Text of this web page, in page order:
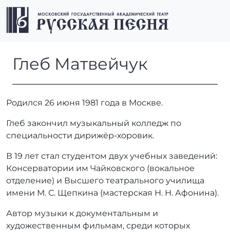
Перейти к содержимому
Перейти к футеру
Глеб Матвейчук
Глеб Матвейчук
Родился 26 июня 1981 года в Москве.
Глеб закончил музыкальный колледж по
специальности дирижёр-хоровик.
В 19 лет стал студентом двух учебных заведений:
Консерватории им Чайковского (вокальное
отделение) и Высшего театрального училища
имени М. С. Щепкина (мастерская Н. Н. Афонина).
Автор музыки к документальным и
художественным фильмам, среди которых